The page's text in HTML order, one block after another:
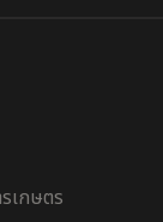
เกษตร